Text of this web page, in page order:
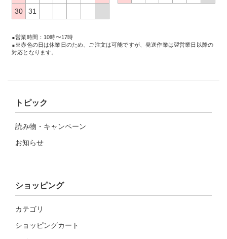
30
31
営業時間：10時〜17時
※赤色の日は休業日のため、ご注文は可能ですが、発送作業は翌営業日以降の
対応となります。
トピック
読み物・キャンペーン
お知らせ
ショッピング
カテゴリ
ショッピングカート